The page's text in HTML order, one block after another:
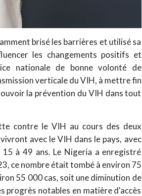
brisé les barrières et utilisé sa
les changements positifs et
nationale de bonne volonté de
verticale du VIH, à mettre fin
la prévention du VIH dans tout
contre le VIH au cours des deux
avec le VIH dans le pays, avec
à 49 ans. Le Nigeria a enregistré
ce nombre était tombé à environ 75
55 000 cas, soit une diminution de
progrès notables en matière d'accès